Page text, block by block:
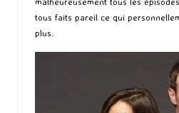
tous faits pareil ce qui
plus.